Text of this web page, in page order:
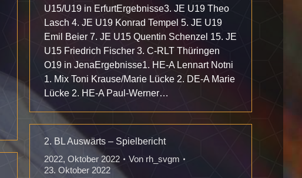
U15/U19 in ErfurtErgebnisse3. JE U19 Theo
Lasch 4. JE U19 Konrad Tempel 5. JE U19
Emil Beier 7. JE U15 Quentin Schenzel 15. JE
U15 Friedrich Fischer 3. C-RLT Thüringen
O19 in JenaErgebnisse1. HE-A Lennart Notni
1. Mix Toni Krause/Marie Lücke 2. DE-A Marie
Lücke 2. HE-A Paul-Werner…
2. BL Auswärts – Spielbericht
2022, Oktober 2022 Von rh_svgm
23. Oktober 2022